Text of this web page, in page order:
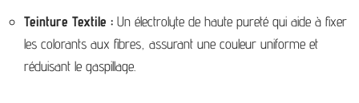
Teinture Textile : Un électrolyte de haute pureté qui aide à fixer
les colorants aux fibres, assurant une couleur uniforme et
réduisant le gaspillage.